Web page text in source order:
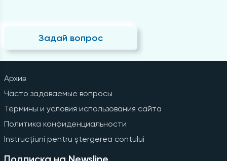
Задай вопрос
Архив
Часто задаваемые вопросы
Термины и условия использования сайта
Политика конфиденциальности
Instrucțiuni pentru ștergerea contului